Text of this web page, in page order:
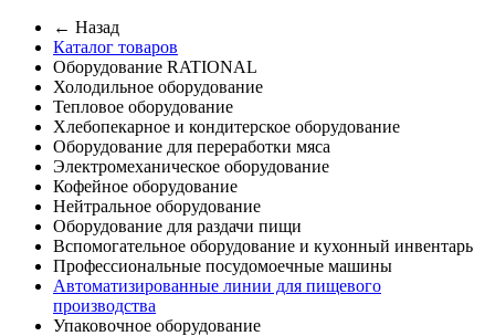
← Назад
Каталог товаров
Оборудование RATIONAL
Холодильное оборудование
Тепловое оборудование
Хлебопекарное и кондитерское оборудование
Оборудование для переработки мяса
Электромеханическое оборудование
Кофейное оборудование
Нейтральное оборудование
Оборудование для раздачи пищи
Вспомогательное оборудование и кухонный инвентарь
Профессиональные посудомоечные машины
Автоматизированные линии для пищевого
производства
Упаковочное оборудование